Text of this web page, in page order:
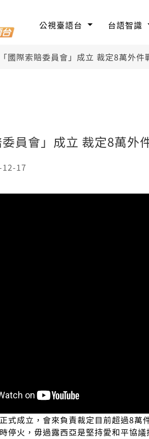
公視臺語台 台語智識
「國際索賠委員會」成立 裁定8萬外件
委員會」成立 裁定8萬外
12-17
式成立，會來負責裁定目前超過8
停火，毋過露西亞是堅持愛和平協議